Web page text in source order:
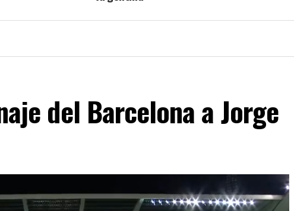
del Barcelona a Jorge